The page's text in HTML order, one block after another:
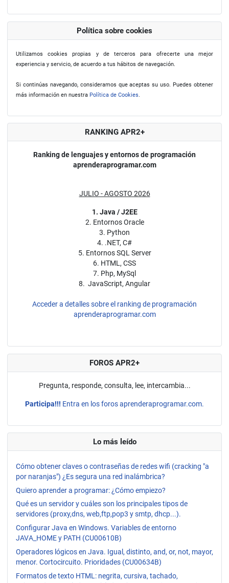
Política sobre cookies
Utilizamos cookies propias y de terceros para ofrecerte una mejor
experiencia y servicio, de acuerdo a tus hábitos de navegación.
Si continúas navegando, consideramos que aceptas su uso. Puedes obtener
más información en nuestra Política de Cookies.
RANKING APR2+
Ranking de lenguajes y entornos de programación
aprenderaprogramar.com
JULIO - AGOSTO 2026
1. Java / J2EE
2. Entornos Oracle
3. Python
4. .NET, C#
5. Entornos SQL Server
6. HTML, CSS
7. Php, MySql
8. JavaScript, Angular
Acceder a detalles sobre el ranking de programación
aprenderaprogramar.com
FOROS APR2+
Pregunta, responde, consulta, lee, intercambia...
Participa!!! Entra en los foros aprenderaprogramar.com.
Lo más leído
Cómo obtener claves o contraseñas de redes wifi (cracking "a
por naranjas") ¿Es segura una red inalámbrica?
Quiero aprender a programar: ¿Cómo empiezo?
Qué es un servidor y cuáles son los principales tipos de
servidores (proxy,dns, web,ftp,pop3 y smtp, dhcp...).
Configurar Java en Windows. Variables de entorno
JAVA_HOME y PATH (CU00610B)
Operadores lógicos en Java. Igual, distinto, and, or, not, mayor,
menor. Cortocircuito. Prioridades (CU00634B)
Formatos de texto HTML: negrita, cursiva, tachado,